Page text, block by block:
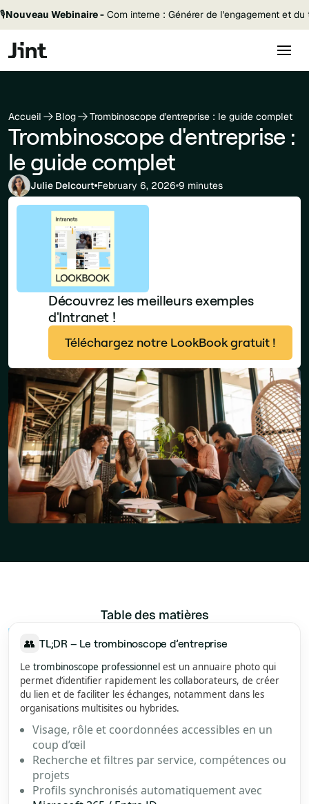
🎙️Nouveau Webinaire - Com interne : Générer de l'engagement et
Accueil Blog Trombinoscope d'entreprise : le guide complet
Trombinoscope d'entreprise :
le guide complet
Julie Delcourt February 6, 2026 9 minutes
Découvrez les meilleurs exemples
d'Intranet !
Téléchargez notre LookBook gratuit !
Table des matières
👥 TL;DR – Le trombinoscope d’entreprise
Le trombinoscope professionnel est un annuaire photo qui
permet d’identifier rapidement les collaborateurs, de créer
du lien et de faciliter les échanges, notamment dans les
organisations multisites ou hybrides.
Visage, rôle et coordonnées accessibles en un
coup d’œil
Recherche et filtres par service, compétences ou
projets
Profils synchronisés automatiquement avec